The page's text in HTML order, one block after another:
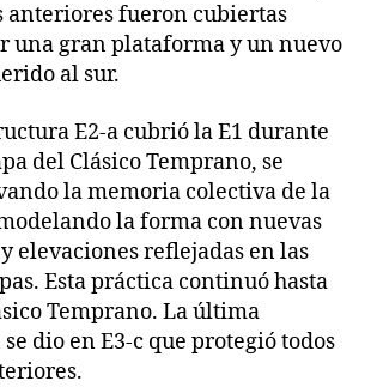
anteriores fueron cubiertas
una gran plataforma y un nuevo
al sur.
E2-a cubrió la E1 durante
del Clásico Temprano, se
la memoria colectiva de la
la forma con nuevas
elevaciones reflejadas en las
Esta práctica continuó hasta
Temprano. La última
dio en E3-c que protegió todos